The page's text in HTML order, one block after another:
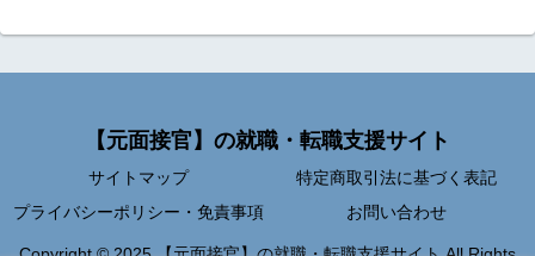
【元面接官】の就職・転職支援サイト
サイトマップ
特定商取引法に基づく表記
プライバシーポリシー・免責事項
お問い合わせ